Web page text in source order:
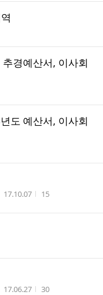
경예산서, 이사회
도 예산서, 이사회
작성시간
17.10.07 조회수
15
작성시간
17.06.27 조회수
30